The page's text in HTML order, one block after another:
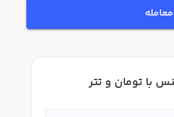
معامله
با تومان و تتر